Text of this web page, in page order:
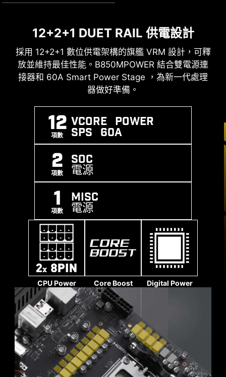
12+2+1 DUET RAIL 供電設計
採用 12+2+1 數位供電架構的旗艦 VRM 設計，可釋
放並維持最佳性能。B850MPOWER 結合雙電源連
接器和 60A Smart Power Stage ，為新一代處理
器做好準備。
12
項數
Vcore POWER
SPS 60A
2
項數
SOC
電源
1
項數
MISC
電源
CPU Power Core Boost Digital Power
支援高性能DDR5
最新的 DDR5 記憶體支援，為 DDR 性能邁進一大步
! B850MPOWER 結合獨家 SMT焊接工藝和 MSI
Memory Boost 技術，為您激發世界級的記憶體性
能。
EXPO / A-
XMP
SUPPORT
MEMORY
BOOST
MPOWER Alliance is an exclusive feature of MSI
MPOWER series motherboards, created through
close collaboration between MSI OC Lab and
leading memory brands to deliver one-click
extreme memory overclocking. Unlike traditional
QVL testing, this alliance focuses on deeper
integration by optimizing memory controllers,
refining PCB design, and developing dedicated
瞬態電壓抑制器 (TVS) )
瞬態電壓抑制器 (TVS) 是用於防止電壓過高的安全
裝置。微星所有主機板均配置 TVS。當電壓異常升
高時，TVS從高阻狀態切換到低阻狀態，將過高的
電壓轉移到地上，有助於防止高電壓引起的電路損
實心針腳設計
MSI 主機板 4-pin、8-pin 和 24-pin 電源接頭均採
用實心針腳設計。實心針腳設計優勢在於處理高電
流負載時，能更安全穩定地將 12V 電力傳輸至處理
器。